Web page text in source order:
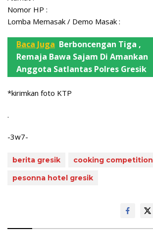
Nomor HP :
Lomba Memasak / Demo Masak :
Baca Juga Berboncengan Tiga ,
Remaja Bawa Sajam Di Amankan
Anggota Satlantas Polres Gresik
*kirimkan foto KTP
.
-3w7-
berita gresik cooking competition
pesonna hotel gresik